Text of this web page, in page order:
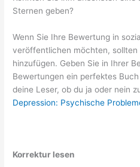
Sternen geben?
Wenn Sie Ihre Bewertung in
veröffentlichen möchten,
hinzufügen. Geben Sie in Ihrer
Bewertungen ein perfektes
deine Leser, ob du ja oder nein
Depression: Psychische
Korrektur lesen